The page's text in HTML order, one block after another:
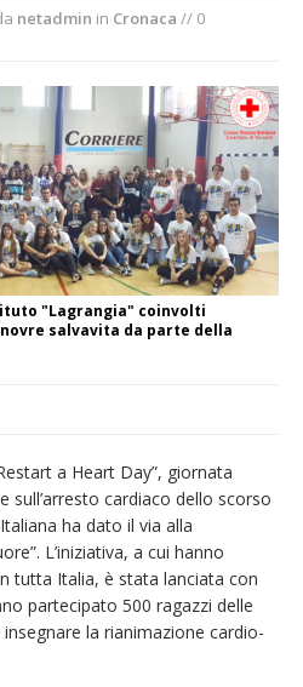
delle fiamme: vasto incendio
vercellesi a Oropa per il
vigili del fuoco per un
sterpaglie a Caresanablot
l’ingresso a Vercelli
mons. Marco Arnolfo
netadmin in Cronaca // 0
"Lagrangia" coinvolti
salvavita da parte della
a Heart Day”, giornata
sull’arresto cardiaco dello scorso
ha dato il via alla
L’iniziativa, a cui hanno
tutta Italia, è stata lanciata con
partecipato 500 ragazzi delle
la rianimazione cardio-